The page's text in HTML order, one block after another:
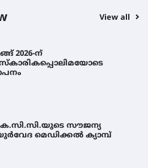
View all
കോൺഗ്രസ്
2026-ന്
സൗജന്യ
മെഡിക്കൽ ക്യാമ്പ്